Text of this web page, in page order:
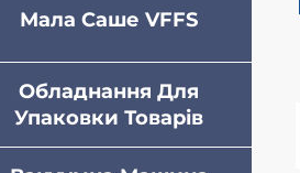
Мала Саше VFFS
Обладнання Для
Упаковки Товарів